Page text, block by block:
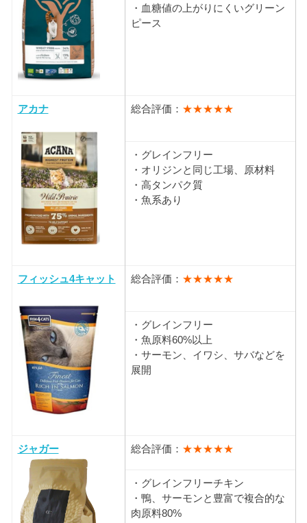
・血糖値の上がりにくいグリーン
ピース
アカナ 総合評価： ★★★★★
・グレインフリー
・オリジンと同じ工場、原材料
・高タンパク質
・魚系あり
フィッシュ4キャット 総合評価： ★★★★★
・グレインフリー
・魚原料60%以上
・サーモン、イワシ、サバなどを
展開
ジャガー 総合評価： ★★★★★
・グレインフリーチキン
・鴨、サーモンと豊富で複合的な
肉原料80%